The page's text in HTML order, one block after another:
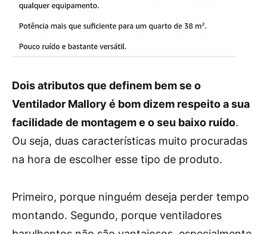
Dois atributos que definem bem se o
Ventilador Mallory é bom dizem respeito a sua
facilidade de montagem e o seu baixo ruído.
Ou seja, duas características muito procuradas
na hora de escolher esse tipo de produto.
Primeiro, porque ninguém deseja perder tempo
montando. Segundo, porque ventiladores